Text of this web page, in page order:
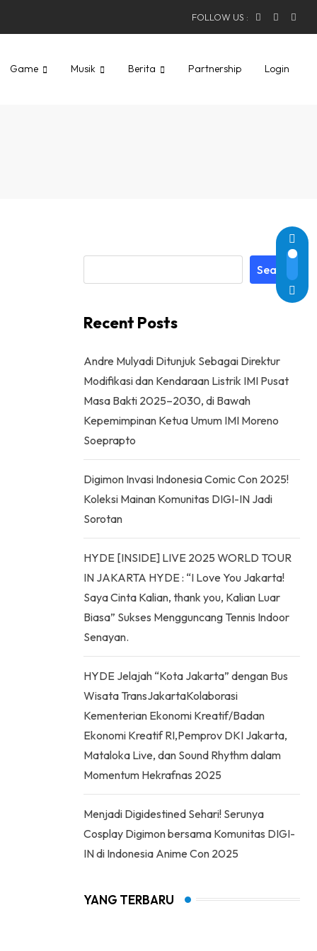
FOLLOW US :
Game Musik Berita Partnership Login
Search
Recent Posts
Andre Mulyadi Ditunjuk Sebagai Direktur
Modifikasi dan Kendaraan Listrik IMI Pusat
Masa Bakti 2025–2030, di Bawah
Kepemimpinan Ketua Umum IMI Moreno
Soeprapto
Digimon Invasi Indonesia Comic Con 2025!
Koleksi Mainan Komunitas DIGI-IN Jadi
Sorotan
HYDE [INSIDE] LIVE 2025 WORLD TOUR
IN JAKARTA HYDE : “I Love You Jakarta!
Saya Cinta Kalian, thank you, Kalian Luar
Biasa” Sukses Mengguncang Tennis Indoor
Senayan.
HYDE Jelajah “Kota Jakarta” dengan Bus
Wisata TransJakartaKolaborasi
Kementerian Ekonomi Kreatif/Badan
Ekonomi Kreatif RI,Pemprov DKI Jakarta,
Mataloka Live, dan Sound Rhythm dalam
Momentum Hekrafnas 2025
Menjadi Digidestined Sehari! Serunya
Cosplay Digimon bersama Komunitas DIGI-
IN di Indonesia Anime Con 2025
YANG TERBARU